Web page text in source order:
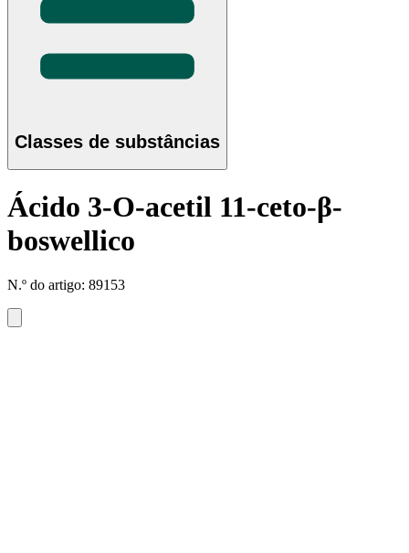
Classes de substâncias
Ácido 3-O-acetil 11-ceto-β-
boswellico
N.º do artigo: 89153